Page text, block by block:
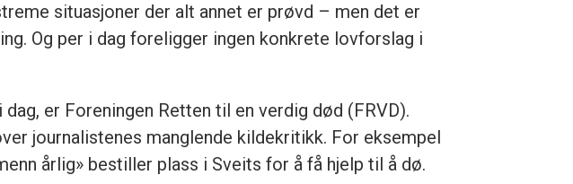
situasjoner der alt annet er prøvd – men det er
Og per i dag foreligger ingen konkrete lovforslag i
er Foreningen Retten til en verdig død (FRVD).
journalistenes manglende kildekritikk. For eksempel
årlig» bestiller plass i Sveits for å få hjelp til å dø.